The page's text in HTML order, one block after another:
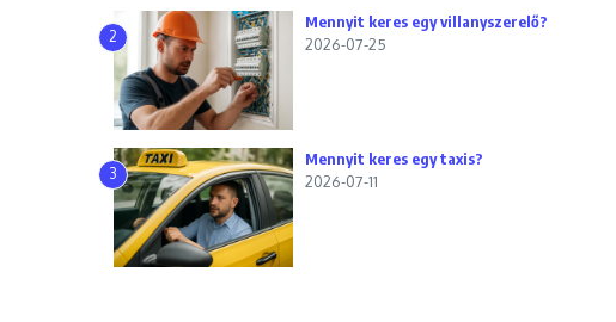
2
Mennyit keres egy villanyszerelő?
2026-07-25
3
Mennyit keres egy taxis?
2026-07-11